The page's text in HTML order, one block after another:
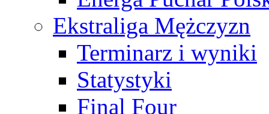
Ekstraliga Mężczyzn
Terminarz i wyniki
Statystyki
Final Four